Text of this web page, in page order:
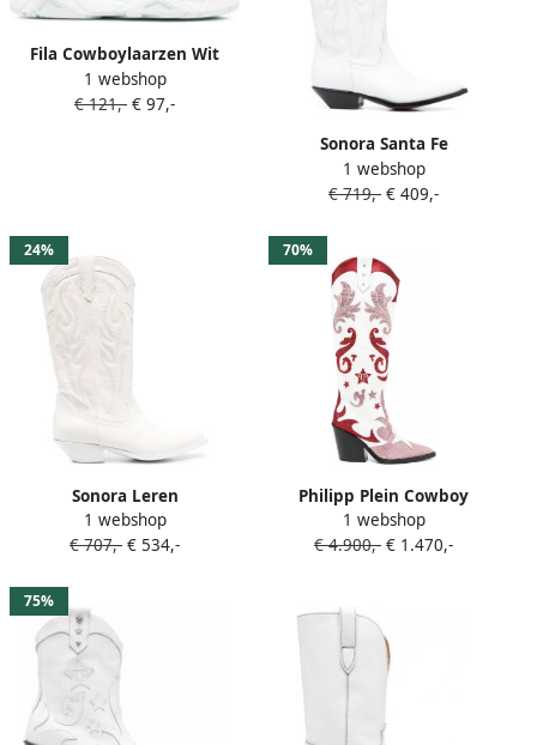
Fila Cowboylaarzen Wit
1 webshop
€ 121,- € 97,-
Sonora Santa Fe
cowboylaarzen Wit
1 webshop
€ 719,- € 409,-
24%
Sonora Leren
cowboylaarzen Wit
1 webshop
€ 707,- € 534,-
70%
Philipp Plein Cowboy
laarzen met stras Wit
1 webshop
€ 4.900,- € 1.470,-
75%